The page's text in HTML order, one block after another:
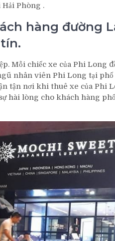
Phòng .
hàng đường
Mỗi chiếc xe của Phi Long
nhân viên Phi Long tại phố
tận nơi khi thuê xe của Phi
hài lòng cho khách hàng